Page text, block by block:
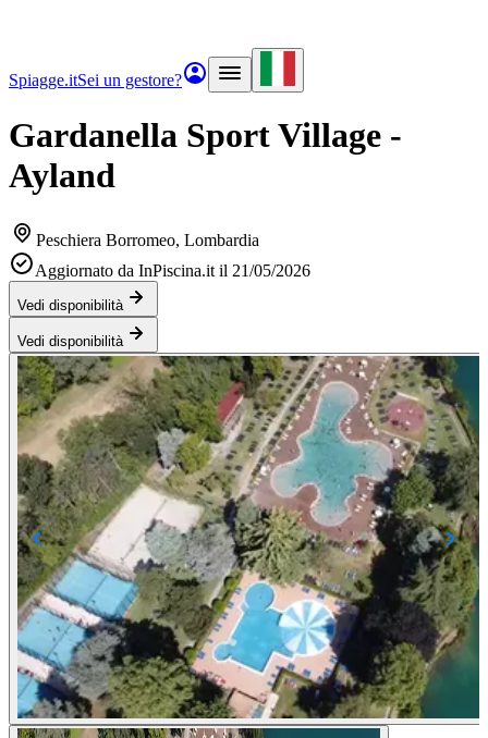
Spiagge.itSei un gestore?
Gardanella Sport Village -
Ayland
Peschiera Borromeo, Lombardia
Aggiornato da InPiscina.it il 21/05/2026
Vedi disponibilità
Vedi disponibilità